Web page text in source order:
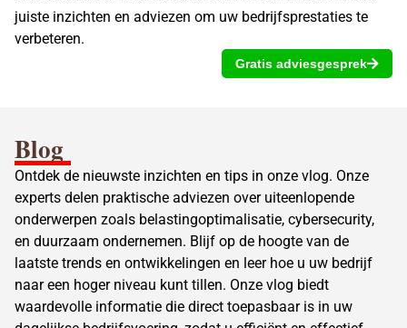
juiste inzichten en adviezen om uw bedrijfsprestaties te
verbeteren.
Gratis adviesgesprek
Blog
Ontdek de nieuwste inzichten en tips in onze vlog. Onze
experts delen praktische adviezen over uiteenlopende
onderwerpen zoals belastingoptimalisatie, cybersecurity,
en duurzaam ondernemen. Blijf op de hoogte van de
laatste trends en ontwikkelingen en leer hoe u uw bedrijf
naar een hoger niveau kunt tillen. Onze vlog biedt
waardevolle informatie die direct toepasbaar is in uw